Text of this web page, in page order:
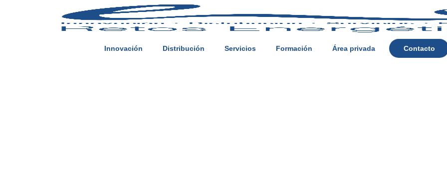
Innovación Distribución Servicios Formación Área privada Contacto